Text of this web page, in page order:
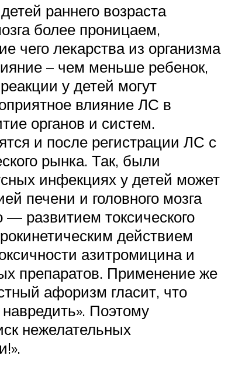
раннего возраста
более проницаем,
чего лекарства из организма
– чем меньше ребенок,
у детей могут
влияние ЛС в
органов и систем.
и после регистрации ЛС с
рынка. Так, были
инфекциях у детей может
печени и головного мозга
развитием токсического
действием
азитромицина и
препаратов. Применение же
афоризм гласит, что
Поэтому
нежелательных